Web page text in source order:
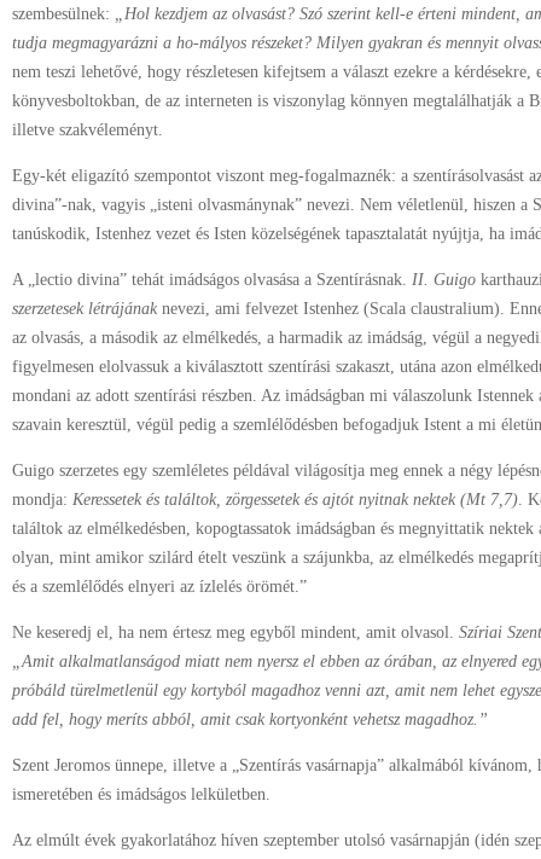
szembesülnek: „Hol kezdjem az olvasást? Szó szerint kell-e érteni mindent,
tudja megmagyarázni a ho-mályos részeket? Milyen gyakran és mennyit
nem teszi lehetővé, hogy részletesen kifejtsem a választ ezekre a
könyvesboltokban, de az interneten is viszonylag könnyen megtalálhatják a
illetve szakvéleményt.
Egy-két eligazító szempontot viszont meg-fogalmaznék: a szentírásolvasást
divina”-nak, vagyis „isteni olvasmánynak” nevezi. Nem véletlenül, hiszen a
tanúskodik, Istenhez vezet és Isten közelségének tapasztalatát nyújtja, ha
A „lectio divina” tehát imádságos olvasása a Szentírásnak. II. Guigo
szerzetesek létrájának nevezi, ami felvezet Istenhez (Scala claustralium).
az olvasás, a második az elmélkedés, a harmadik az imádság, végül a
figyelmesen elolvassuk a kiválasztott szentírási szakaszt, utána azon
mondani az adott szentírási részben. Az imádságban mi válaszolunk
szavain keresztül, végül pedig a szemlélődésben befogadjuk Istent a mi
Guigo szerzetes egy szemléletes példával világosítja meg ennek a négy
mondja: Keressetek és találtok, zörgessetek és ajtót nyitnak nektek (Mt 7,7).
találtok az elmélkedésben, kopogtassatok imádságban és megnyittatik nektek
olyan, mint amikor szilárd ételt veszünk a szájunkba, az elmélkedés
és a szemlélődés elnyeri az ízlelés örömét.”
Ne keseredj el, ha nem értesz meg egyből mindent, amit olvasol. Szíriai
„Amit alkalmatlanságod miatt nem nyersz el ebben az órában, az elnyered
próbáld türelmetlenül egy kortyból magadhoz venni azt, amit nem lehet
add fel, hogy meríts abból, amit csak kortyonként vehetsz magadhoz.”
Szent Jeromos ünnepe, illetve a „Szentírás vasárnapja” alkalmából kívánom,
ismeretében és imádságos lelkületben.
Az elmúlt évek gyakorlatához híven szeptember utolsó vasárnapján (idén